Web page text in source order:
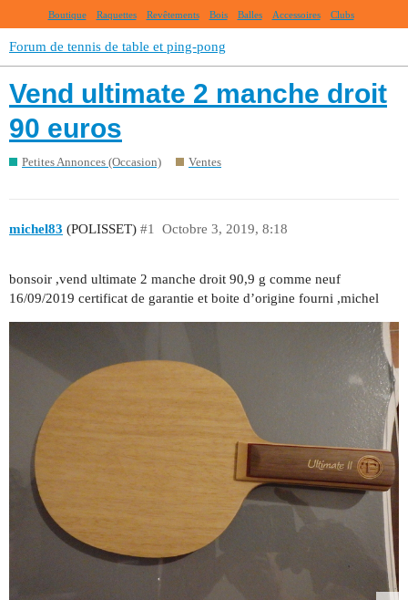
Boutique Raquettes Revêtements Bois Balles Accessoires Clubs
Forum de tennis de table et ping-pong
Vend ultimate 2 manche droit
90 euros
Petites Annonces (Occasion) Ventes
michel83 (POLISSET) Octobre 3, 2019, 8:18
#1
bonsoir ,vend ultimate 2 manche droit 90,9 g comme neuf
16/09/2019 certificat de garantie et boite d’origine fourni ,michel